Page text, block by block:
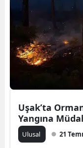
Uşak’ta
Yangına
Ulusal 21